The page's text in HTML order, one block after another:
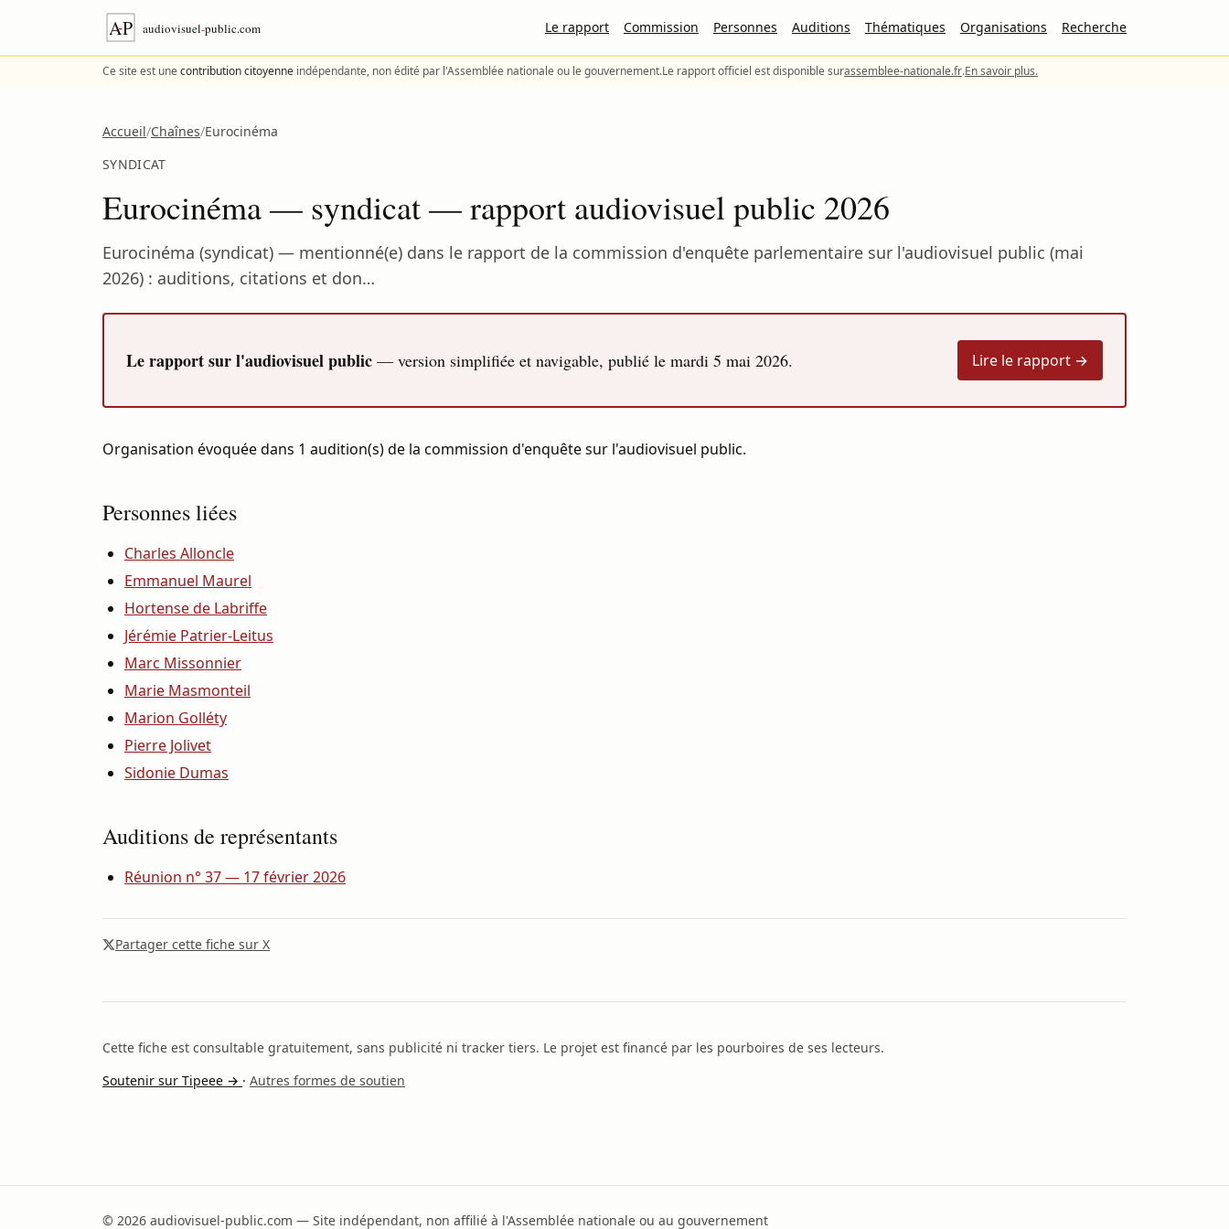
Aller au contenu
Le rapport Commission Personnes Auditions Thématiques Organisations Recherche
Ce site est unecontribution citoyenne indépendante, non édité par l'Assemblée nationale ou le gouvernement.Le rapport officiel est disponible surassemblee-nationale.fr.En savoir plus.
Accueil/Chaînes/Eurocinéma
SYNDICAT
Eurocinéma — syndicat — rapport audiovisuel public 2026
Eurocinéma (syndicat) — mentionné(e) dans le rapport de la commission d'enquête parlementaire sur l'audiovisuel public (mai
2026) : auditions, citations et don…
Le rapport sur l'audiovisuel public — version simplifiée et navigable, publié le mardi 5 mai 2026. Lire le rapport →
Organisation évoquée dans 1 audition(s) de la commission d'enquête sur l'audiovisuel public.
Personnes liées
Charles Alloncle
Emmanuel Maurel
Hortense de Labriffe
Jérémie Patrier-Leitus
Marc Missonnier
Marie Masmonteil
Marion Golléty
Pierre Jolivet
Sidonie Dumas
Auditions de représentants
Réunion n° 37 — 17 février 2026
Partager cette fiche sur X
Cette fiche est consultable gratuitement, sans publicité ni tracker tiers. Le projet est financé par les pourboires de ses lecteurs.
Soutenir sur Tipeee → · Autres formes de soutien
© 2026 audiovisuel-public.com — Site indépendant, non affilié à l'Assemblée nationale ou au gouvernement